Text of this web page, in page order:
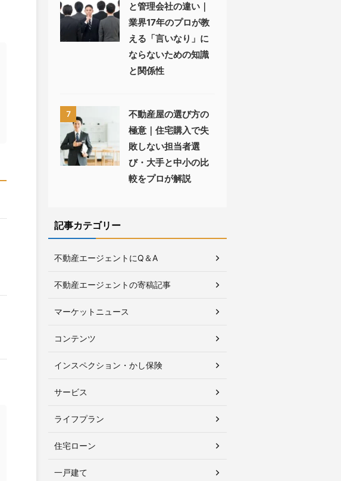
と管理会社の違い｜
業界17年のプロが教
える「言いなり」に
ならないための知識
と関係性
7
不動産屋の選び方の
極意｜住宅購入で失
敗しない担当者選
び・大手と中小の比
較をプロが解説
記事カテゴリー
不動産エージェントにQ＆A
不動産エージェントの寄稿記事
マーケットニュース
コンテンツ
インスペクション・かし保険
サービス
ライフプラン
住宅ローン
一戸建て